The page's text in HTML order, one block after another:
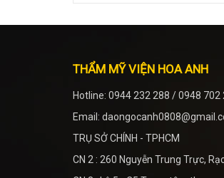
THẨM MỸ VIỆN HOA ANH
Hotline: 0944 232 288 / 0948 702
Email:
TRỤ SỞ CHÍNH - TPHCM
CN 2 : 260 Nguyễn Trung Trực,